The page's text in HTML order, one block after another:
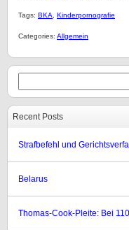
Tags: BKA Kinderpornografie
Categories: Allgemein
Recent Posts
Strafbefehl und
Belarus
Thomas-Cook-Pleite: Bei